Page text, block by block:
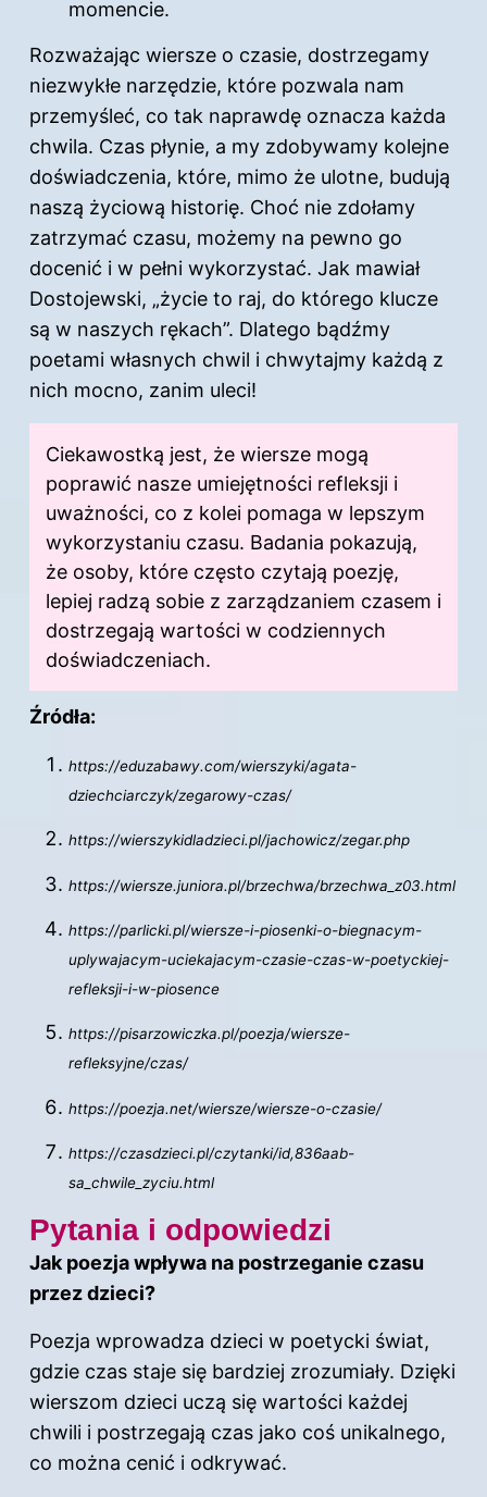
momencie.
Rozważając wiersze o czasie, dostrzegamy
niezwykłe narzędzie, które pozwala nam
przemyśleć, co tak naprawdę oznacza każda
chwila. Czas płynie, a my zdobywamy kolejne
doświadczenia, które, mimo że ulotne, budują
naszą życiową historię. Choć nie zdołamy
zatrzymać czasu, możemy na pewno go
docenić i w pełni wykorzystać. Jak mawiał
Dostojewski, „życie to raj, do którego klucze
są w naszych rękach”. Dlatego bądźmy
poetami własnych chwil i chwytajmy każdą z
nich mocno, zanim uleci!
Ciekawostką jest, że wiersze mogą
poprawić nasze umiejętności refleksji i
uważności, co z kolei pomaga w lepszym
wykorzystaniu czasu. Badania pokazują,
że osoby, które często czytają poezję,
lepiej radzą sobie z zarządzaniem czasem i
dostrzegają wartości w codziennych
doświadczeniach.
Źródła:
https://eduzabawy.com/wierszyki/agata-
dziechciarczyk/zegarowy-czas/
https://wierszykidladzieci.pl/jachowicz/zegar.php
https://wiersze.juniora.pl/brzechwa/brzechwa_z03.html
https://parlicki.pl/wiersze-i-piosenki-o-biegnacym-
uplywajacym-uciekajacym-czasie-czas-w-poetyckiej-
refleksji-i-w-piosence
https://pisarzowiczka.pl/poezja/wiersze-
refleksyjne/czas/
https://poezja.net/wiersze/wiersze-o-czasie/
https://czasdzieci.pl/czytanki/id,836aab-
sa_chwile_zyciu.html
Pytania i odpowiedzi
Jak poezja wpływa na postrzeganie czasu
przez dzieci?
Poezja wprowadza dzieci w poetycki świat,
gdzie czas staje się bardziej zrozumiały. Dzięki
wierszom dzieci uczą się wartości każdej
chwili i postrzegają czas jako coś unikalnego,
co można cenić i odkrywać.